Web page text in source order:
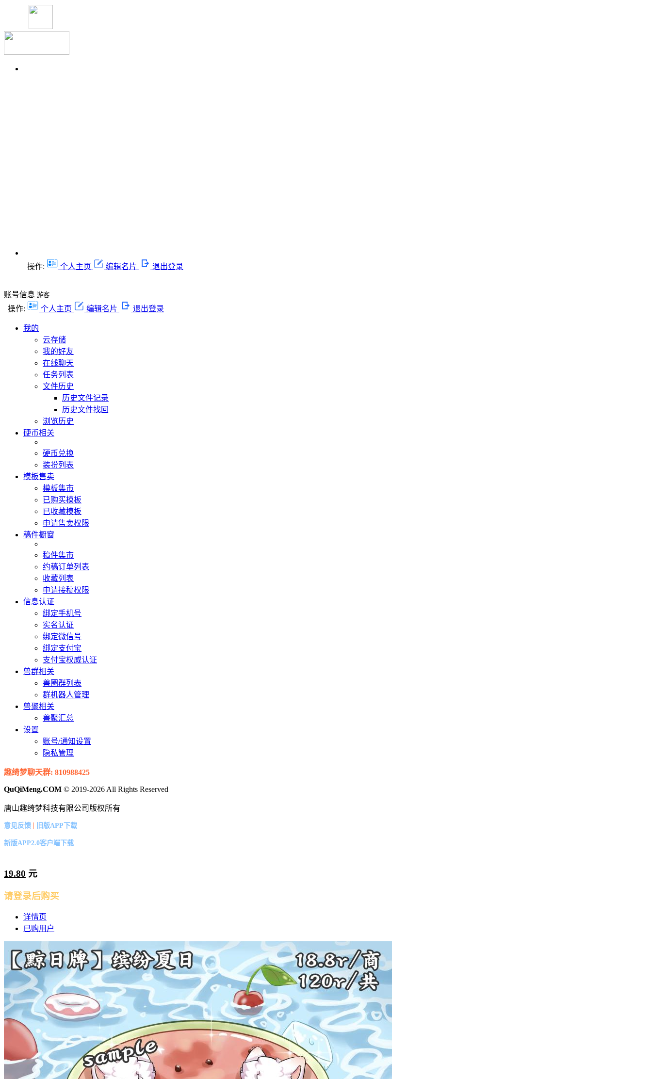
操作: 个人主页 编辑名片 退出登录
账号信息 游客
操作: 个人主页 编辑名片 退出登录
我的
云存储
我的好友
在线聊天
任务列表
文件历史
历史文件记录
历史文件找回
浏览历史
硬币相关
硬币兑换
装扮列表
模板售卖
模板集市
已购买模板
已收藏模板
申请售卖权限
稿件橱窗
稿件集市
约稿订单列表
收藏列表
申请接稿权限
信息认证
绑定手机号
实名认证
绑定微信号
绑定支付宝
支付宝权威认证
兽群相关
兽圈群列表
群机器人管理
兽聚相关
兽聚汇总
设置
账号/通知设置
隐私管理
趣绮梦聊天群: 810988425
QuQiMeng.COM © 2019-2026 All Rights Reserved
唐山趣绮梦科技有限公司版权所有
意见反馈 | 旧版APP下载
新版APP2.0客户端下载
19.80 元
请登录后购买
详情页
已购用户